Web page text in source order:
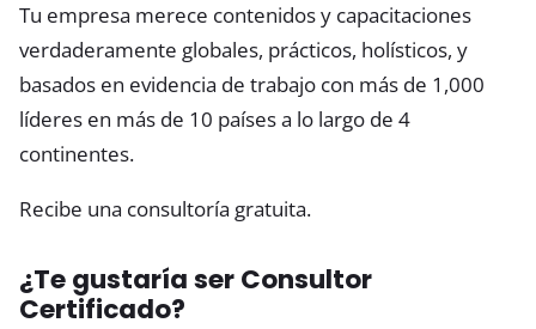
Tu empresa merece contenidos y capacitaciones
verdaderamente globales, prácticos, holísticos, y
basados en evidencia de trabajo con más de 1,000
líderes en más de 10 países a lo largo de 4
continentes.
Recibe una consultoría gratuita.
¿Te gustaría ser Consultor
Certificado?